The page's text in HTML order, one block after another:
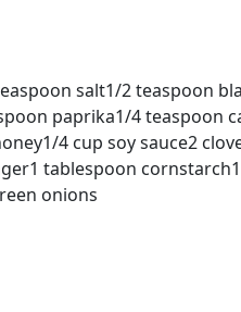
salt1/2 teaspoon
paprika1/4 teaspoon
4 cup soy sauce2
tablespoon
onions